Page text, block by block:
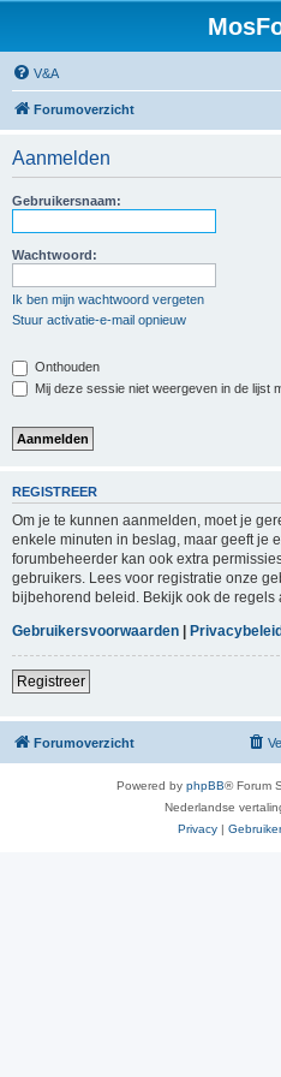
V&A
Forumoverzicht
Aanmelden
Gebruikersnaam:
Wachtwoord:
Ik ben mijn wachtwoord vergeten
Stuur activatie-e-mail opnieuw
Onthouden
Mij deze sessie niet weergeven in de lijst
REGISTREER
Om je te kunnen aanmelden, moet je
enkele minuten in beslag, maar geeft je
forumbeheerder kan ook extra
gebruikers. Lees voor registratie onze
bijbehorend beleid. Bekijk ook de regels
Gebruikersvoorwaarden |
Registreer
Forumoverzicht
Powered by phpBB® Forum
Nederlandse
Privacy |